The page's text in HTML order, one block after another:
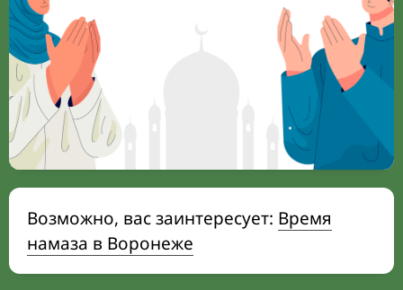
Возможно, вас заинтересует: Время
намаза в Воронеже